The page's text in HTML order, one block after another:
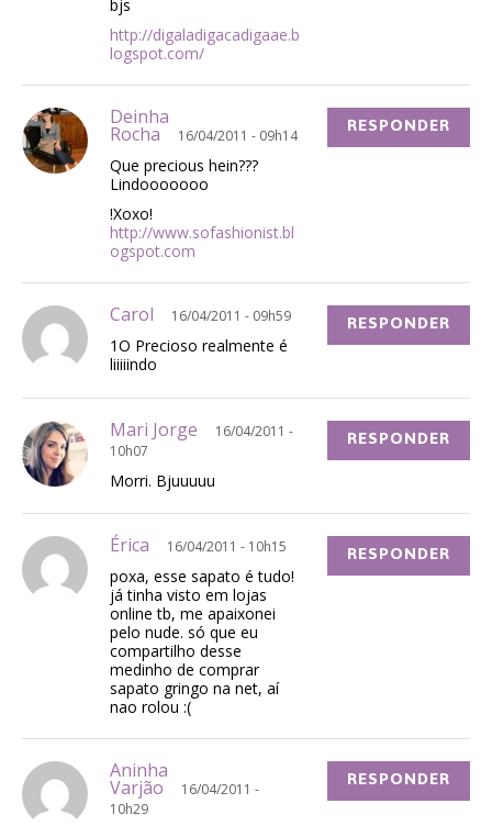
bjs
http://digaladigacadigaae.b
logspot.com/
Deinha
Rocha 16/04/2011 - 09h14
Que precious hein???
Lindooooooo
!Xoxo!
http://www.sofashionist.bl
ogspot.com
RESPONDER
Carol 16/04/2011 - 09h59
1O Precioso realmente é
liiiiindo
RESPONDER
Mari Jorge
16/04/2011 -
10h07
Morri. Bjuuuuu
RESPONDER
Érica 16/04/2011 - 10h15
poxa, esse sapato é tudo!
já tinha visto em lojas
online tb, me apaixonei
pelo nude. só que eu
compartilho desse
medinho de comprar
sapato gringo na net, aí
nao rolou :(
RESPONDER
Aninha
Varjão
16/04/2011 -
10h29
RESPONDER